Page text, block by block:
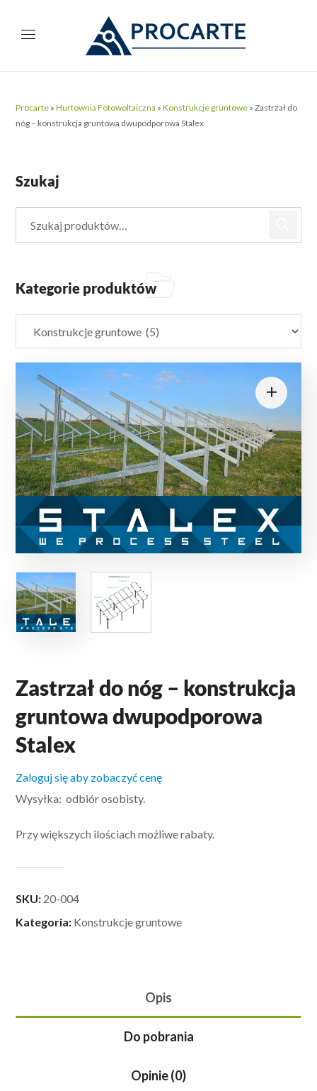
Procarte »Hurtownia Fotowoltaiczna »Konstrukcje gruntowe »Zastrzał do
nóg – konstrukcja gruntowa dwupodporowa Stalex
Zastrzał do nóg – konstrukcja
gruntowa dwupodporowa
Stalex
Zaloguj się aby zobaczyć cenę
Wysyłka: odbiór osobisty.
Przy większych ilościach możliwe rabaty.
SKU: 20-004
Kategoria: Konstrukcje gruntowe
Opis
Do pobrania
Opinie (0)
Szukaj
Kategorie produktów